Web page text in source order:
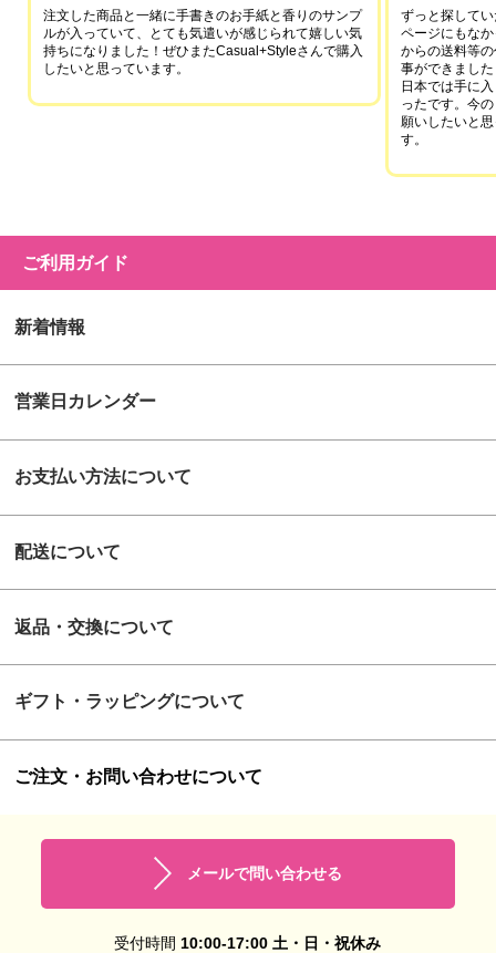
注文した商品と一緒に手書きのお手紙と香りのサンプ
ルが入っていて、とても気遣いが感じられて嬉しい気
持ちになりました！ぜひまたCasual+Styleさんで購入
したいと思っています。
ずっと探して
ページにもな
からの送料等
事ができました
日本では手に
ったです。今
願いしたいと
す。
ご利用ガイド
新着情報
営業日カレンダー
お支払い方法について
配送について
返品・交換について
ギフト・ラッピングについて
ご注文・お問い合わせについて
メールで問い合わせる
受付時間 10:00-17:00 土・日・祝休み